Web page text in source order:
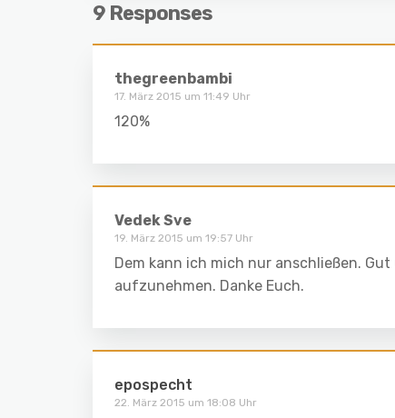
9 Responses
thegreenbambi
17. März 2015 um 11:49 Uhr
120%
Vedek Sve
19. März 2015 um 19:57 Uhr
Dem kann ich mich nur anschließen.
aufzunehmen. Danke Euch.
epospecht
22. März 2015 um 18:08 Uhr